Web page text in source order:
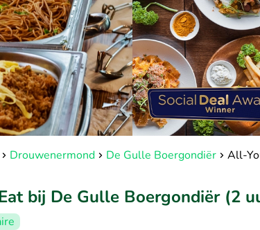
Drouwenermond De Gulle Boergondiër All-
bij De Gulle Boergondiër (2